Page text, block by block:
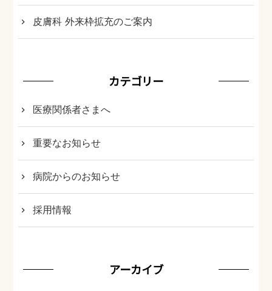
皮膚科 外来枠拡充のご案内
カテゴリー
医療関係者さまへ
重要なお知らせ
病院からのお知らせ
採用情報
アーカイブ